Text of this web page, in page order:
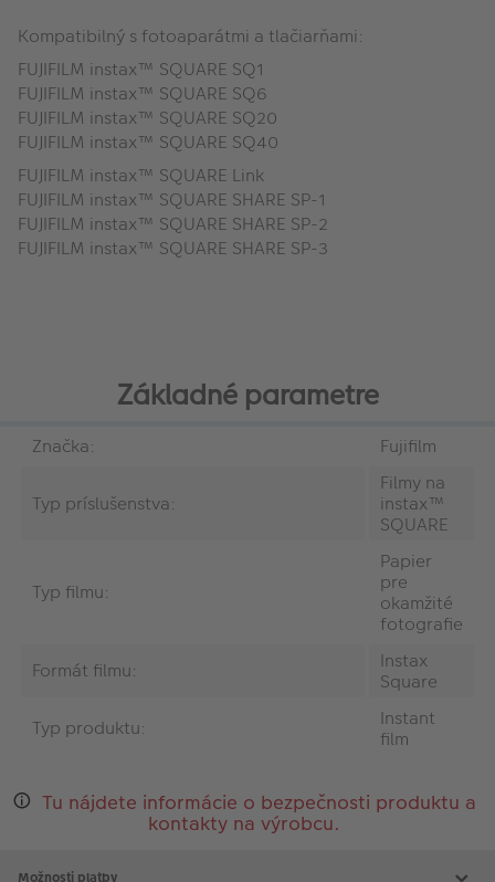
Kompatibilný s fotoaparátmi a tlačiarňami:
FUJIFILM instax™ SQUARE SQ1
FUJIFILM instax™ SQUARE SQ6
FUJIFILM instax™ SQUARE SQ20
FUJIFILM instax™ SQUARE SQ40
FUJIFILM instax™ SQUARE Link
FUJIFILM instax™ SQUARE SHARE SP-1
FUJIFILM instax™ SQUARE SHARE SP-2
FUJIFILM instax™ SQUARE SHARE SP-3
Základné parametre
Značka: Fujifilm
Typ príslušenstva:
Filmy na
instax™
SQUARE
Typ filmu:
Papier
pre
okamžité
fotografie
Formát filmu:
Instax
Square
Typ produktu:
Instant
film
Tu nájdete informácie o bezpečnosti produktu a
kontakty na výrobcu.
Možnosti platby